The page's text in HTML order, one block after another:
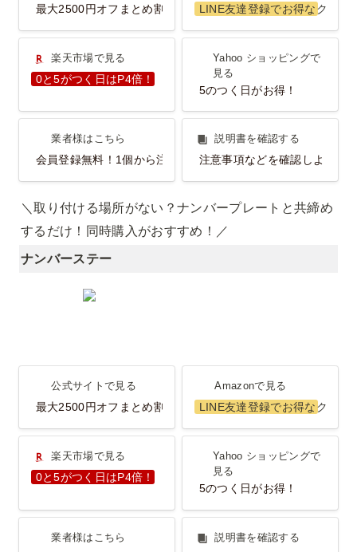
最大2500円オフまとめ割 LINE友達登録でお得なクーポ
楽天市場で見る
楽天市場で見る
0と5がつく日はP4倍！
Yahoo ショッピングで見
Yahoo ショッピングで
見る
5のつく日がお得！
業者様はこちら
業者様はこちら
会員登録無料！1個から注文OK！
説明書を確認する
説明書を確認する
注意事項などを確認しよう！
＼取り付ける場所がない？ナンバープレートと共締め
するだけ！同時購入がおすすめ！／
ナンバーステー
公式サイトで見る
公式サイトで見る
最大2500円オフまとめ割
Amazonで見る
Amazonで見る
LINE友達登録でお得なクーポ
楽天市場で見る
楽天市場で見る
0と5がつく日はP4倍！
Yahoo ショッピングで見
Yahoo ショッピングで
見る
5のつく日がお得！
業者様はこちら
業者様はこちら
説明書を確認する
説明書を確認する